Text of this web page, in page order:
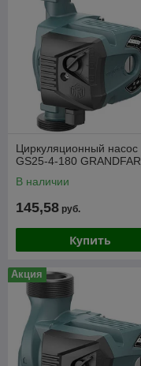
Циркуляционный насос
GS25-4-180 GRANDFAR
В наличии
145,58 руб.
Купить
Акция